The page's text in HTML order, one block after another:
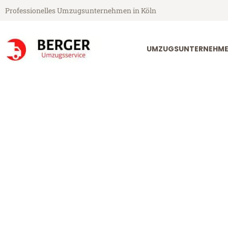
Professionelles Umzugsunternehmen in Köln